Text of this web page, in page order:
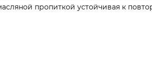
пропиткой устойчивая к